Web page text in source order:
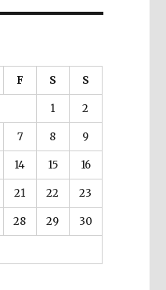
Fleischer, Welver
F S S
1 2
7 8 9
14 15 16
21 22 23
28 29 30